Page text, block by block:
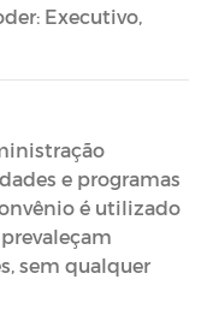
Executivo,
e programas
é utilizado
sem qualquer